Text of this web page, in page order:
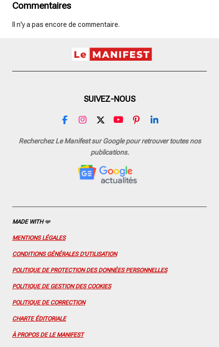
Commentaires
Il n'y a pas encore de commentaire.
SUIVEZ-NOUS
F
c
I
s
r
a
X
Y
u
T
u
e
P
n
s
t
L
n
Recherchez Le Manifest sur Google pour retrouver toutes nos
publications.
MADE WITH❤️
MENTIONS LÉGALES
CONDITIONS GÉNÉRALES D'UTILISATION
POLITIQUE DE PROTECTION DES DONNÉES PERSONNELLES
POLITIQUE DE GESTION DES COOKIES
POLITIQUE DE CORRECTION
CHARTE ÉDITORIALE
À PROPOS DE LE MANIFEST